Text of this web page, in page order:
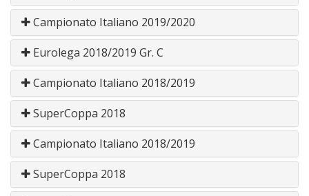
Campionato Italiano 2019/2020
Eurolega 2018/2019 Gr. C
Campionato Italiano 2018/2019
SuperCoppa 2018
Campionato Italiano 2018/2019
SuperCoppa 2018